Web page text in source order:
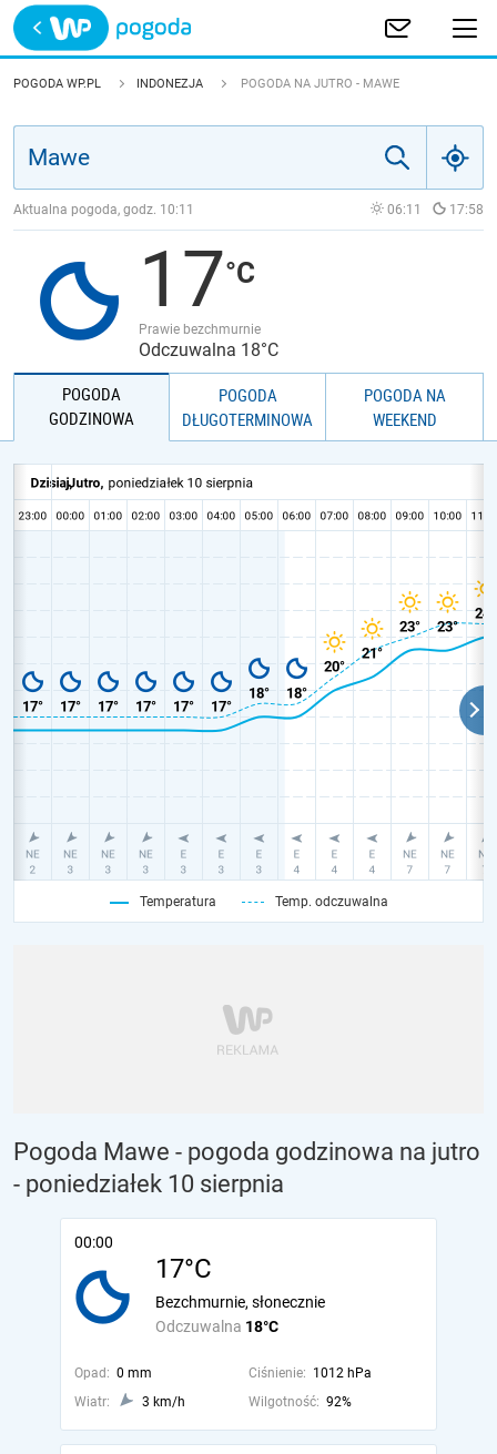
Trwa ładowanie
POLSKA
JAKOŚĆ POWIETRZA
POGODA WP.PL INDONEZJA POGODA NA JUTRO - MAWE
Aktualna pogoda, godz. 10:11 06:11 17:58
17
Prawie bezchmurnie
Odczuwalna 18°C
POGODA
GODZINOWA
POGODA
DŁUGOTERMINOWA
POGODA NA
WEEKEND
Temperatura Temp. odczuwalna
Pogoda Mawe - pogoda godzinowa na jutro
- poniedziałek 10 sierpnia
00:00
17°C
Odczuwalna 18°C
Bezchmurnie, słonecznie
Opad: 0 mm Ciśnienie: 1012 hPa
Wiatr:
3 km/h Wilgotność: 92%